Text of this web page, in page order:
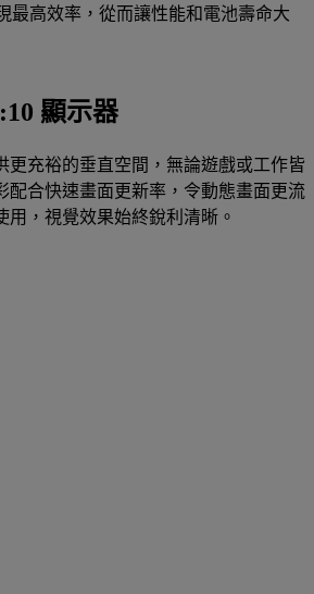
最高效率，從而讓性能和電池壽命大
顯示器
更充裕的垂直空間，無論遊戲或工作皆
配合快速畫面更新率，令動態畫面更流
用，視覺效果始終銳利清晰。